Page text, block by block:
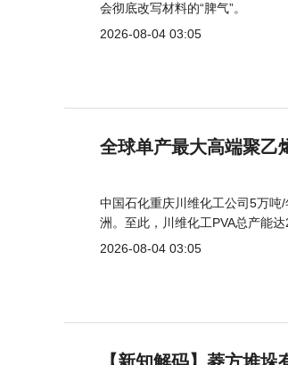
会彻底改写材料的“脾气”。
2026-08-04 03:05
全球单产最大高端聚乙
中国石化重庆川维化工公司5万吨
洲。至此，川维化工PVA总产能
2026-08-04 03:05